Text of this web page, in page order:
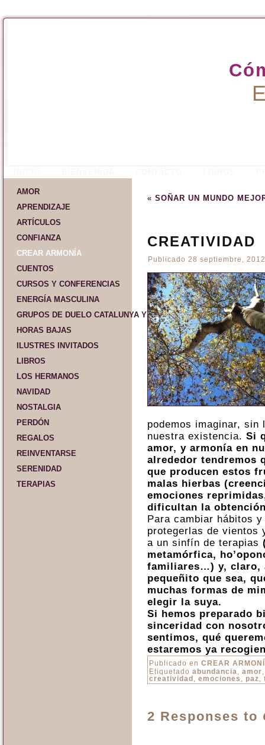
AMOR
APRENDIZAJE
ARTÍCULOS
CONFIANZA
CREAR ARMONÍA
CUENTOS
CURSOS Y CONFERENCIAS
ENERGÍA MASCULINA
GRUPOS DE DUELO CATALUNYA Y ESPAÑA
HORAS BAJAS
ILUSTRES INVITADOS
LIBROS
LOS HERMANOS
NAVIDAD
NOSTALGIA
PERDÓN
REGALOS
REINVENTARSE
SERENIDAD
TERAPIAS
« SOÑAR UN MUNDO
CREATIVIDAD
Publicado 28 septiembre, 2012
podemos imaginar, sin
nuestra existencia. Si
amor, y armonía en
alrededor tendremos
que producen estos
malas hierbas
emociones
dificultan la
Para cambiar hábitos
protegerlas de vientos
a un sinfín de terapias
metamórfica,
familiares…) y, claro,
pequeñito que sea,
muchas formas de
elegir la suya.
Si hemos preparado
sinceridad con
sentimos, qué
estaremos ya
Publicado en CREAR
Etiquetado abundancia, amor
creatividad , emociones , paz,
2 Responses to